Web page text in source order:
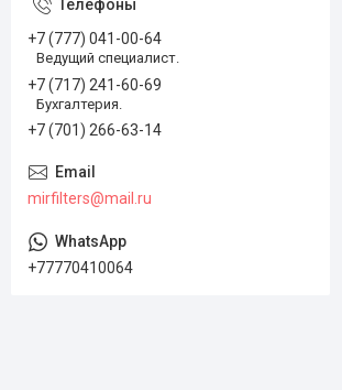
+7 (777) 041-00-64
Ведущий специалист.
+7 (717) 241-60-69
Бухгалтерия.
+7 (701) 266-63-14
mirfilters@mail.ru
+77770410064